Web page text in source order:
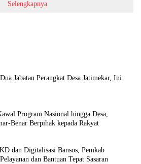
Selengkapnya
Jabatan Perangkat Desa Jatimekar, Ini
Program Nasional hingga Desa,
Benar Berpihak kepada Rakyat
dan Digitalisasi Bansos, Pemkab
dan Bantuan Tepat Sasaran